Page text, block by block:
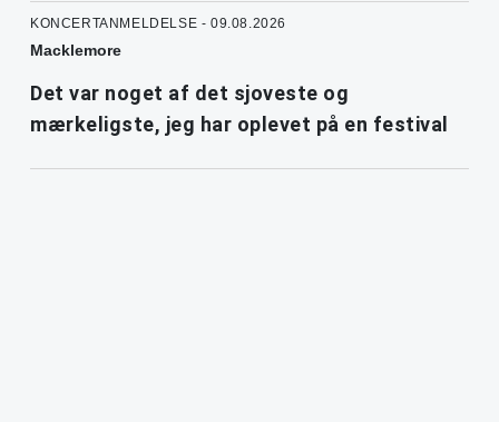
KONCERTANMELDELSE - 09.08.2026
Macklemore
Det var noget af det sjoveste og
mærkeligste, jeg har oplevet på en festival